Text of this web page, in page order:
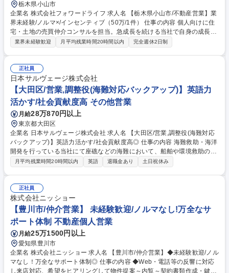
栃木県小山市
企業名 株式会社フォワードライフ 求人名 【栃木県小山市/不動産営業】業
界未経験/ノルマ×/インセンティブ（50万/1件） 仕事の内容 個人向けに住
宅・土地の売買仲介コンサルを担当。急成長を続ける当社で自身の成長を
実感しながら、将来はお客様のライフプラン全般を総合的にサポートでき
ン・ローン商品等のご提案～商談をお任せいたします。 ■栃木県・茨城
県・群馬県で、要望に応じて社宅をご用意いたします。 ※泊まり込み等が
発生する場合有（費用：会社負担） 【教育体制】創業者社長＋先輩社員よ
り充実した丁寧な指導がありますので安心して働いていただけます。 募集
職種 【栃木県小山市/不動産営業】業界未経験/ノルマ×/インセンティブ（5
0万/1件）
業界未経験歓迎 月平均残業時間20時間以内 完全週休2日制
正社員
日本サルヴェージ株式会社
【大田区/営業,調整役(海難対応バックアップ)】英語力
活かす/社会貢献度高 その他営業
月給28万870円以上
東京都大田区
企業名 日本サルヴェージ株式会社 求人名 【大田区/営業,調整役(海難対応
バックアップ)】英語力活かす/社会貢献度高◎ 仕事の内容 海難救助・海洋
開発を行っている当社にて座礁などの海難において、船舶や環境救助のた
めの関係者との調整や作業全体のコーディネートをお任せします。 【具体
■海難への緊急対応 ※ノルマはございません。英語力を活かせます。財産
救助や環境救助を通じて海運業を支える社会貢献度の高い仕事です。 ※現
地へ長期出張しての調整業務もありますが、基本は事務所デスクワークで
救助の実作業はございません。 募集職種 【大田区/営業,調整役(海難対応
バックアップ)】英語力活かす/社会貢献度高◎
月平均残業時間20時間以内 英語 退職金あり 土日祝休み
正社員
株式会社ニッショー
【豊川市/仲介営業】 未経験歓迎/ノルマなし!万全なサ
ポート体制 不動産個人営業
月給25万1500円以上
愛知県豊川市
企業名 株式会社ニッショー 求人名 【豊川市/仲介営業】◆未経験歓迎/ノル
マなし！万全なサポート体制◎ 仕事の内容 ◆Web・電話等の反響に対応
し来店対応、希望をヒアリングして物件提案～内覧～契約書類作成・鍵渡